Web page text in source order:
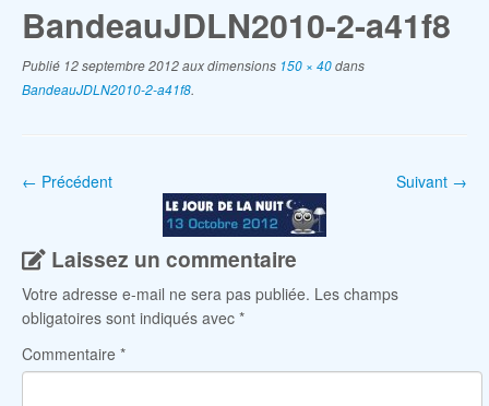
BandeauJDLN2010-2-a41f8
Publié 12 septembre 2012aux dimensions 150 × 40dans
BandeauJDLN2010-2-a41f8.
← Précédent Suivant →
Laissez un commentaire
Votre adresse e-mail ne sera pas publiée. Les champs
obligatoires sont indiqués avec *
Commentaire *